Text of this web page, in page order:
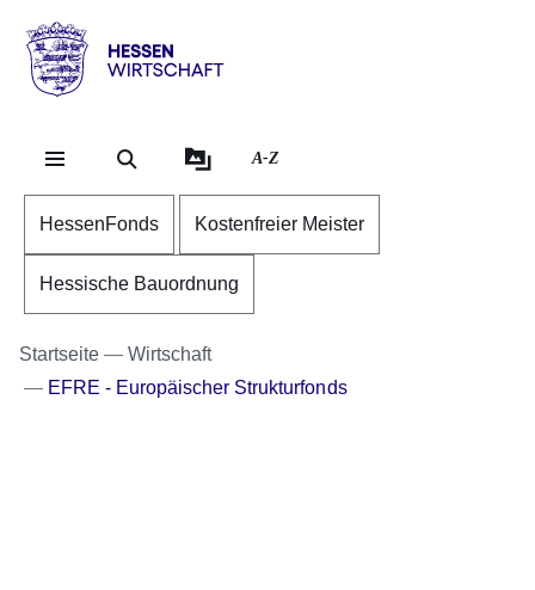
Hessen
Wirtschaft
A-Z
HessenFonds Kostenfreier Meister
Hessische Bauordnung
Startseite
Wirtschaft
EFRE - Europäischer Strukturfonds